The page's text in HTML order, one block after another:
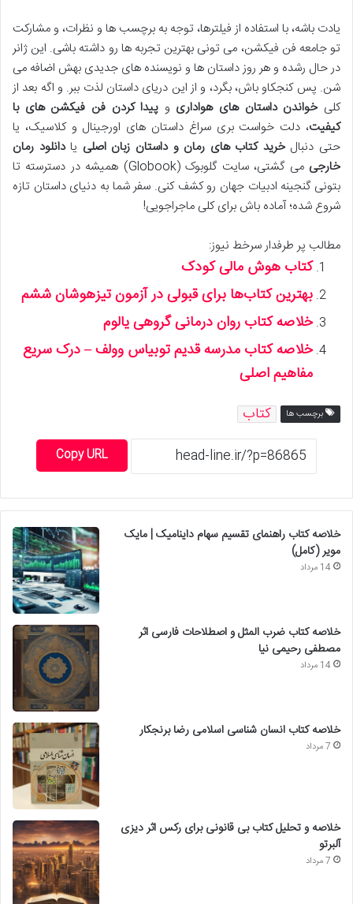
یادت باشه، با استفاده از فیلترها، توجه به برچسب ها و نظرات، و مشارکت
تو جامعه فن فیکشن، می تونی بهترین تجربه ها رو داشته باشی. این ژانر
در حال رشده و هر روز داستان ها و نویسنده های جدیدی بهش اضافه می
شن. پس کنجکاو باش، بگرد، و از این دریای داستان لذت ببر. و اگه بعد از
کلیخواندن داستان های هواداری و پیدا کردن فن فیکشن های با
کیفیت، دلت خواست بری سراغ داستان های اورجینال و کلاسیک، یا
حتی دنبالخرید کتاب های رمان و داستان زبان اصلی یادانلود رمان
خارجی
می گشتی، سایت گلوبوک (Globook) همیشه در دسترسته تا
بتونی گنجینه ادبیات جهان رو کشف کنی. سفر شما به دنیای داستان تازه
شروع شده؛ آماده باش برای کلی ماجراجویی!
مطالب پر طرفدار سرخط نیوز:
کتاب هوش مالی کودک
بهترین کتاب‌ها برای قبولی در آزمون تیزهوشان ششم
خلاصه کتاب روان درمانی گروهی یالوم
خلاصه کتاب مدرسه قدیم توبیاس وولف – درک سریع
مفاهیم اصلی
برچسب ها کتاب
Copy URL
خلاصه کتاب راهنمای تقسیم سهام داینامیک | مایک
مویر (کامل)
14 مرداد
خلاصه کتاب ضرب المثل و اصطلاحات فارسی اثر
مصطفی رحیمی نیا
14 مرداد
خلاصه کتاب انسان شناسی اسلامی رضا برنجکار
7 مرداد
خلاصه و تحلیل کتاب بی قانونی برای رکس اثر دیزی
آلبرتو
7 مرداد